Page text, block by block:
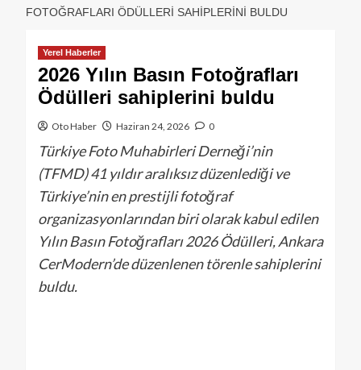
FOTOĞRAFLARI ÖDÜLLERI SAHIPLERINI BULDU
Yerel Haberler
2026 Yılın Basın Fotoğrafları
Ödülleri sahiplerini buldu
Oto Haber Haziran 24, 2026 0
Türkiye Foto Muhabirleri Derneği’nin
(TFMD) 41 yıldır aralıksız düzenlediği ve
Türkiye’nin en prestijli fotoğraf
organizasyonlarından biri olarak kabul edilen
Yılın Basın Fotoğrafları 2026 Ödülleri, Ankara
CerModern’de düzenlenen törenle sahiplerini
buldu.